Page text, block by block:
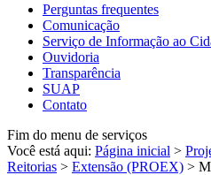
Perguntas frequentes
Comunicação
Serviço de Informação ao
Ouvidoria
Transparência
SUAP
Contato
Fim do menu de serviços
Você está aqui: Página inicial >
Reitorias > Extensão (PROEX) >